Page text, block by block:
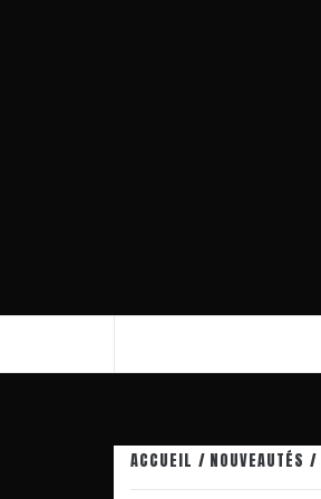
ACCUEIL NOUVEAUTÉS